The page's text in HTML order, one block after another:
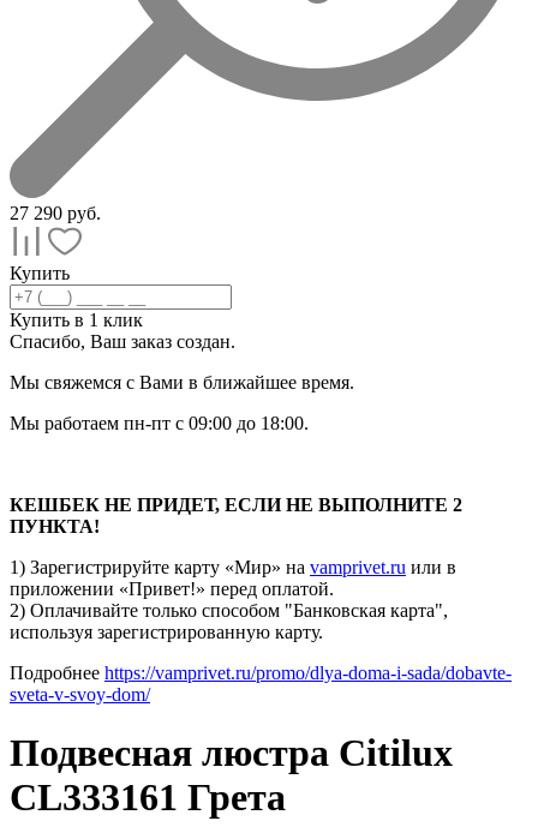
27 290 руб.
Купить
Купить в 1 клик
Спасибо, Ваш заказ создан.
Мы свяжемся с Вами в ближайшее время.
Мы работаем пн-пт с 09:00 до 18:00.
КЕШБЕК НЕ ПРИДЕТ, ЕСЛИ НЕ ВЫПОЛНИТЕ 2
ПУНКТА!
1) Зарегистрируйте карту «Мир» на vamprivet.ru или в
приложении «Привет!» перед оплатой.
2) Оплачивайте только способом "Банковская карта",
используя зарегистрированную карту.
Подробнее https://vamprivet.ru/promo/dlya-doma-i-sada/dobavte-
sveta-v-svoy-dom/
Подвесная люстра Citilux
CL333161 Грета